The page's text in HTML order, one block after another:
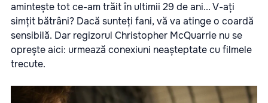
amintește tot ce-am trăit în ultimii 29 de ani... V-ați
simțit bătrâni? Dacă sunteți fani, vă va atinge o coardă
sensibilă. Dar regizorul Christopher McQuarrie nu se
oprește aici: urmează conexiuni neașteptate cu filmele
trecute.